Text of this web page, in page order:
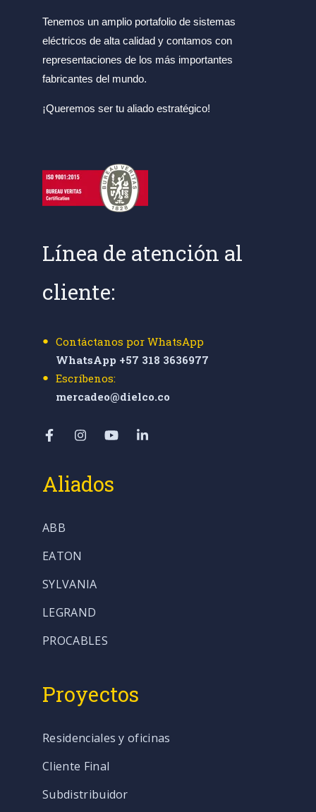
Tenemos un amplio portafolio de sistemas
eléctricos de alta calidad y contamos con
representaciones de los más importantes
fabricantes del mundo.
¡Queremos ser tu aliado estratégico!
Línea de atención al
cliente:
Contáctanos por WhatsApp
WhatsApp +57 318 3636977
Escríbenos:
mercadeo@dielco.co
Aliados
ABB
EATON
SYLVANIA
LEGRAND
PROCABLES
Proyectos
Residenciales y oficinas
Cliente Final
Subdistribuidor